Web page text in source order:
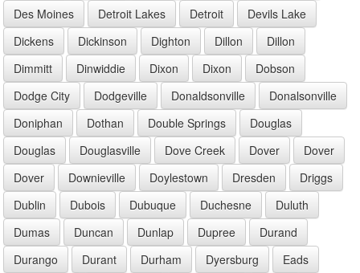
Des Moines
Detroit Lakes Detroit
Devils Lake
Dickens
Dickinson Dighton Dillon
Dillon
Dimmitt
Dinwiddie Dixon Dixon
Dobson
Dodge City
Dodgeville Donaldsonville
Donalsonville
Doniphan
Dothan Double Springs
Douglas
Douglas
Douglasville Dove Creek Dover
Dover
Dover
Downieville Doylestown Dresden
Driggs
Dublin
Dubois Dubuque Duchesne
Duluth
Dumas
Duncan Dunlap Dupree
Durand
Durango
Durant Durham Dyersburg
Eads